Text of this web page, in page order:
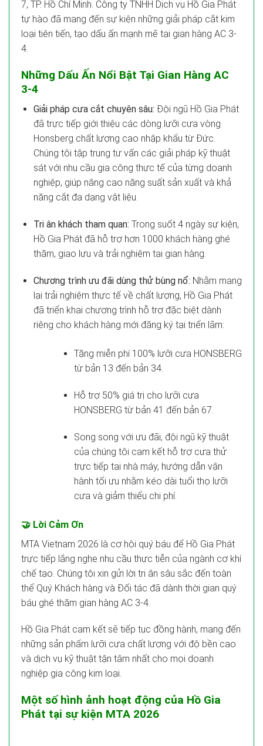
7, TP. Hồ Chí Minh. Công ty TNHH Dịch vụ Hồ Gia Phát
tự hào đã mang đến sự kiện những giải pháp cắt kim
loại tiên tiến, tạo dấu ấn mạnh mẽ tại gian hàng AC 3-
4.
Những Dấu Ấn Nổi Bật Tại Gian Hàng AC
3-4
Giải pháp cưa cắt chuyên sâu: Đội ngũ Hồ Gia Phát
đã trực tiếp giới thiệu các dòng lưỡi cưa vòng
Honsberg chất lượng cao nhập khẩu từ Đức.
Chúng tôi tập trung tư vấn các giải pháp kỹ thuật
sát với nhu cầu gia công thực tế của từng doanh
nghiệp, giúp nâng cao năng suất sản xuất và khả
năng cắt đa dạng vật liệu.
Tri ân khách tham quan: Trong suốt 4 ngày sự kiện,
Hồ Gia Phát đã hỗ trợ hơn 1000 khách hàng ghé
thăm, giao lưu và trải nghiệm tại gian hàng.
Chương trình ưu đãi dùng thử bùng nổ: Nhằm mang
lại trải nghiệm thực tế về chất lượng, Hồ Gia Phát
đã triển khai chương trình hỗ trợ đặc biệt dành
riêng cho khách hàng mới đăng ký tại triển lãm:
Tặng miễn phí 100% lưỡi cưa HONSBERG
từ bản 13 đến bản 34.
Hỗ trợ 50% giá trị cho lưỡi cưa
HONSBERG từ bản 41 đến bản 67.
Song song với ưu đãi, đội ngũ kỹ thuật
của chúng tôi cam kết hỗ trợ cưa thử
trực tiếp tại nhà máy, hướng dẫn vận
hành tối ưu nhằm kéo dài tuổi thọ lưỡi
cưa và giảm thiểu chi phí.
🤝 Lời Cảm Ơn
MTA Vietnam 2026 là cơ hội quý báu để Hồ Gia Phát
trực tiếp lắng nghe nhu cầu thực tiễn của ngành cơ khí
chế tạo. Chúng tôi xin gửi lời tri ân sâu sắc đến toàn
thể Quý Khách hàng và Đối tác đã dành thời gian quý
báu ghé thăm gian hàng AC 3-4.
Hồ Gia Phát cam kết sẽ tiếp tục đồng hành, mang đến
những sản phẩm lưỡi cưa chất lượng với độ bền cao
và dịch vụ kỹ thuật tận tâm nhất cho mọi doanh
nghiệp gia công kim loại.
Một số hình ảnh hoạt động của Hồ Gia
Phát tại sự kiện MTA 2026